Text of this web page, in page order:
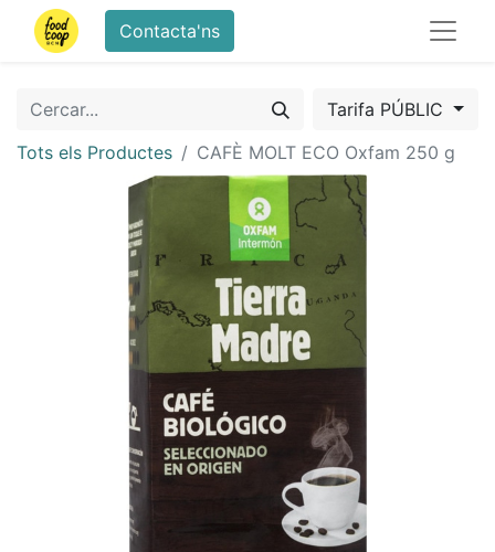
Contacta'ns
Tarifa PÚBLIC
Tots els Productes
CAFÈ MOLT ECO Oxfam 250 g